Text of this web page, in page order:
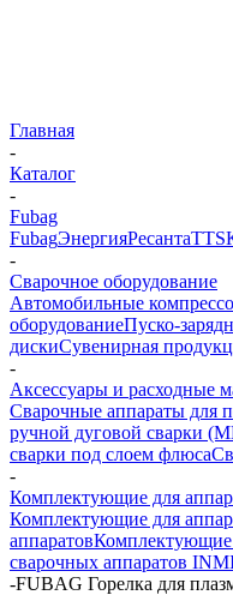
Главная
-
Каталог
-
Fubag
FubagЭнергияРесантаTTS
-
Сварочное оборудование
Автомобильные
оборудованиеПуско-
дискиСувенирная
-
Аксессуары и расходные
Сварочные аппараты для
ручной дуговой сварки
сварки под слоем флюса
-
Комплектующие для
Комплектующие для
аппаратовКомплектующие
сварочных аппаратов
-FUBAG Горелка для